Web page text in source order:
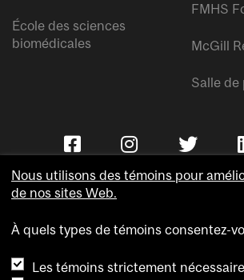
École des sciences
biomédicales
FMHS
McGill
Salle de
Accessibilité
Nous utilisons des témoins pour
de nos sites Web.
À quels types de témoins consentez-
Les témoins strictement